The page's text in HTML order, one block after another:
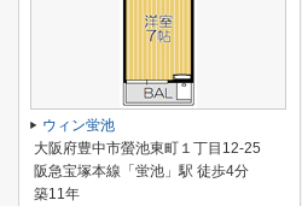
ウィン蛍池
大阪府豊中市螢池東町１丁目12-25
阪急宝塚本線「蛍池」駅 徒歩4分
築11年